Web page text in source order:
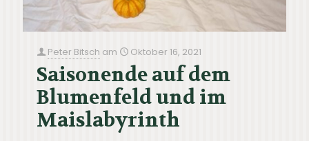
Peter Bitsch am Oktober 16, 2021
Saisonende auf dem
Blumenfeld und im
Maislabyrinth